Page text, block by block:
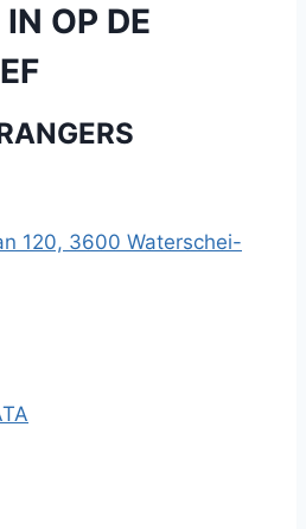
OP DE
120, 3600 Waterschei-